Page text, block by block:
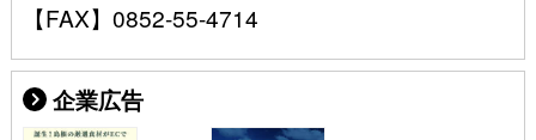
【FAX】0852-55-4714
企業広告